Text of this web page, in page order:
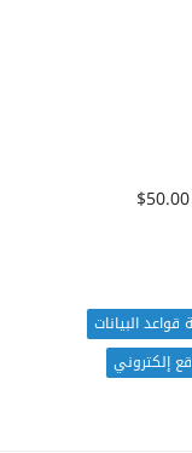
قواعد البيانات
إلكتروني